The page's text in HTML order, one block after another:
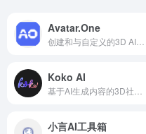
Avatar.One
Koko AI
小言AI工具箱